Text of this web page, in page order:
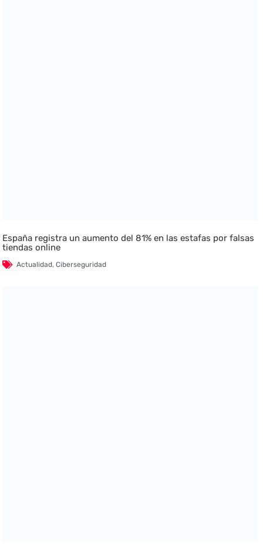
España registra un aumento del 81% en las estafas por falsas
tiendas online
Actualidad,Ciberseguridad